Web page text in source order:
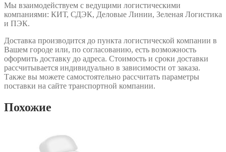
Мы взаимодействуем с ведущими логистическими
компаниями: КИТ, СДЭК, Деловые Линии, Зеленая Логистика
и ПЭК.
Доставка производится до пункта логистической компании в
Вашем городе или, по согласованию, есть возможность
оформить доставку до адреса. Стоимость и сроки доставки
рассчитывается индивидуально в зависимости от заказа.
Также вы можете самостоятельно рассчитать параметры
поставки на сайте транспортной компании.
Похожие